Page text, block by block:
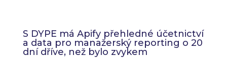
S DYPE má Apify přehledné účetnictví
a data pro manažerský reporting o 20
dní dříve, než bylo zvykem